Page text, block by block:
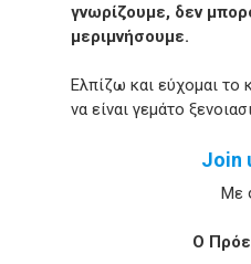
γνωρίζουμε, δεν
μεριμνήσουμε.
Ελπίζω και εύχομαι το
να είναι γεμάτο
Join
Με
Ο